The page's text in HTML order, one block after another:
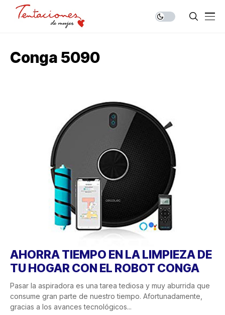
Conga 5090
AHORRA TIEMPO EN LA LIMPIEZA DE
TU HOGAR CON EL ROBOT CONGA
Pasar la aspiradora es una tarea tediosa y muy aburrida que
consume gran parte de nuestro tiempo. Afortunadamente,
gracias a los avances tecnológicos...